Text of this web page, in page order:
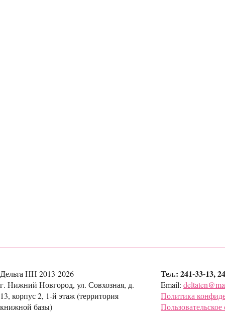
Дельта НН 2013-2026
г. Нижний Новгород, ул. Совхозная, д.
13, корпус 2, 1-й этаж (территория
книжной базы)
Тел.: 241-33-13,
Email:
Политика